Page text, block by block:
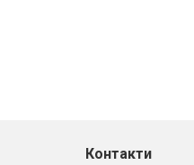
Контакти